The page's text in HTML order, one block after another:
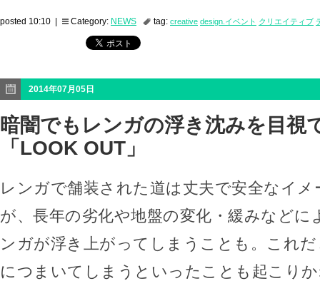
posted 10:10 | Category: NEWS tag: creative design.イベント クリエイティブ
2014年07月05日
暗闇でもレンガの浮き沈みを目視
「LOOK OUT」
レンガで舗装された道は丈夫で安全なイ
が、長年の劣化や地盤の変化・緩みなどに
ンガが浮き上がってしまうことも。これ
につまいてしまうといったことも起こり